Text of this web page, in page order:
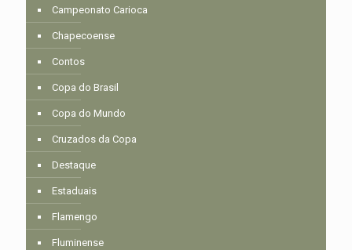
Campeonato Carioca
Chapecoense
Contos
Copa do Brasil
Copa do Mundo
Cruzados da Copa
Destaque
Estaduais
Flamengo
Fluminense